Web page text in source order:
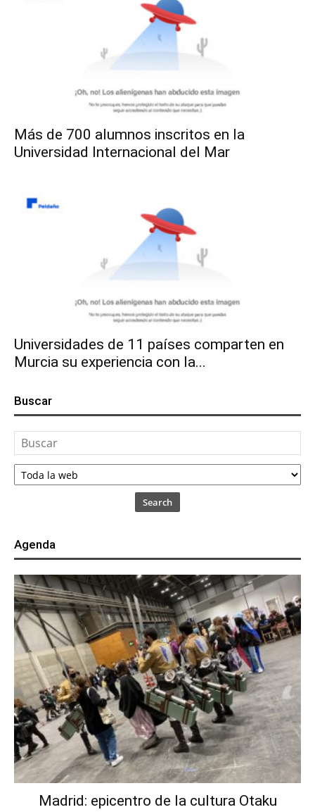
Más de 700 alumnos inscritos en la
Universidad Internacional del Mar
Universidades de 11 países comparten en
Murcia su experiencia con la...
Buscar
Search
Agenda
Madrid: epicentro de la cultura Otaku